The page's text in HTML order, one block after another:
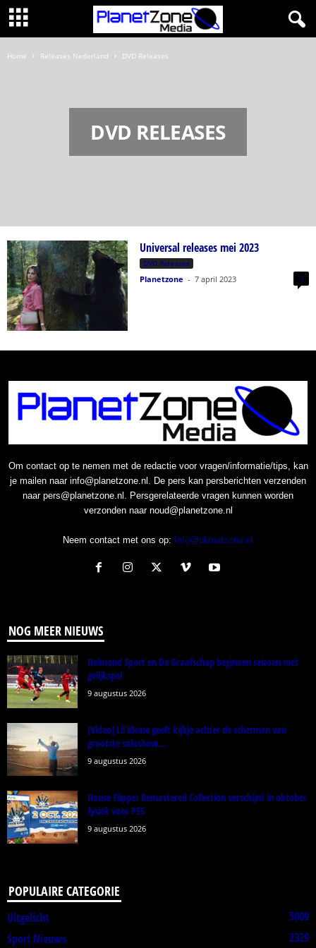
Home Releases Nederland DVD Releases
DVD RELEASES
Universal releases mei 2023
DVD Releases
Planetzone - 7 april 2023 0
Om contact op te nemen met de redactie voor vragen/informatie/tips, kan
je mailen naar info@planetzone.nl. De pers kan persberichten verzenden
naar pers@planetzone.nl. Persgerelateerde vragen kunnen worden
verzonden naar noud@planetzone.nl
Neem contact met ons op: Info@planetzone.nl
NOG MEER NIEUWS
Helmond Sport en De Graafschap beginnen seizoen met
gelijkspel
9 augustus 2026
[Video] Lil Kleine geeft kijkje achter de schermen van
grootste soloshow...
9 augustus 2026
House Flipper Remastered Collection verschijnt in oktober
fysiek voor PS5
9 augustus 2026
POPULAIRE CATEGORIE
Uitgelicht
5009
Sport Nieuws
2329